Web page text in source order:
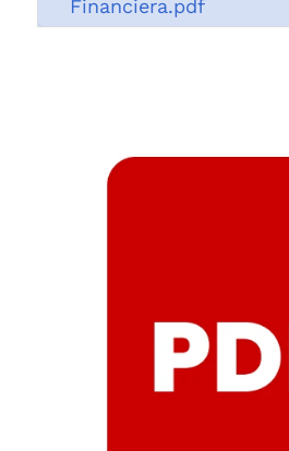
Financiera.pdf